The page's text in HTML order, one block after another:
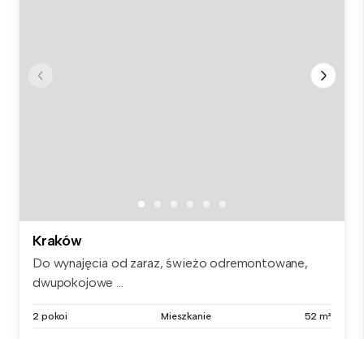
Kraków
Do wynajęcia od zaraz, świeżo odremontowane,
dwupokojowe ...
2 pokoi Mieszkanie 52 m²